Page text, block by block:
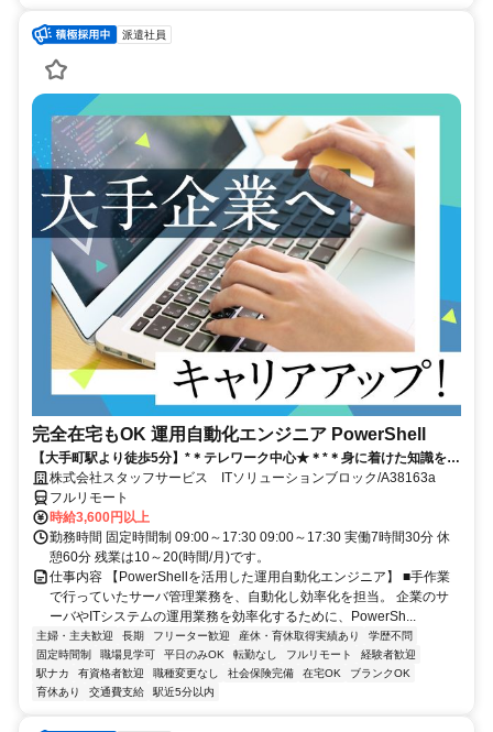
派遣社員
完全在宅もOK 運用自動化エンジニア PowerShell
【大手町駅より徒歩5分】*＊テレワーク中心★＊*＊身に着けた知識を活
かすチャンス！ ご応募お待ちしております！
株式会社スタッフサービス ITソリューションブロック/A38163a
フルリモート
時給3,600円以上
勤務時間 固定時間制 09:00～17:30 09:00～17:30 実働7時間30分 休
憩60分 残業は10～20(時間/月)です。
仕事内容 【PowerShellを活用した運用自動化エンジニア】 ■手作業
で行っていたサーバ管理業務を、自動化し効率化を担当。 企業のサ
ーバやITシステムの運用業務を効率化するために、PowerSh...
主婦・主夫歓迎 長期 フリーター歓迎 産休・育休取得実績あり
学歴不問
固定時間制
職場見学可 平日のみOK 転勤なし フルリモート
経験者歓迎
駅ナカ
有資格者歓迎 職種変更なし 社会保険完備 在宅OK
ブランクOK
育休あり
交通費支給 駅近5分以内